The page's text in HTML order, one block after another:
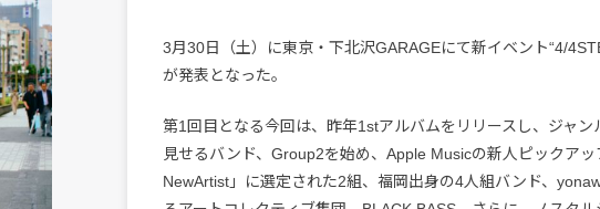
3月30日（土）に東京・下北沢GARAGEにて新イベント“4/
が発表となった。
第1回目となる今回は、昨年1stアルバムをリリースし、ジャン
見せるバンド、Group2を始め、Apple Musicの新人ピックアッ
NewArtist」に選定された2組、福岡出身の4人組バンド、